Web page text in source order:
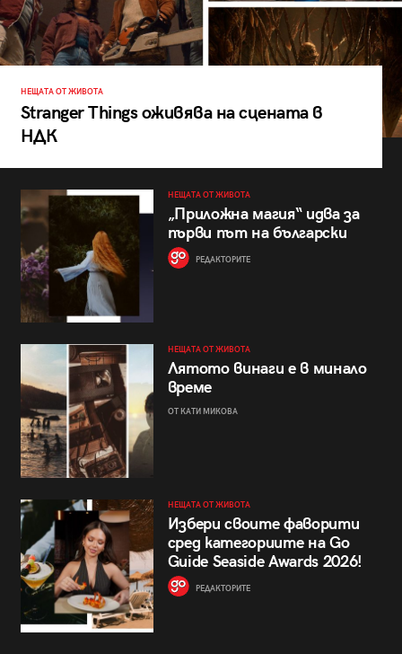
НЕЩАТА ОТ ЖИВОТА
Stranger Things оживява на сцената в
НДК
НЕЩАТА ОТ ЖИВОТА
„Приложна магия“ идва за
първи път на български
РЕДАКТОРИТЕ
НЕЩАТА ОТ ЖИВОТА
Лятото винаги е в минало
време
ОТ КАТИ МИКОВА
НЕЩАТА ОТ ЖИВОТА
Избери своите фаворити
сред категориите на Go
Guide Seaside Awards 2026!
РЕДАКТОРИТЕ